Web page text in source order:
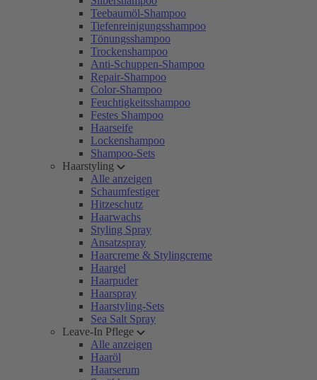
Teebaumöl-Shampoo
Tiefenreinigungsshampoo
Tönungsshampoo
Trockenshampoo
Anti-Schuppen-Shampoo
Repair-Shampoo
Color-Shampoo
Feuchtigkeitsshampoo
Festes Shampoo
Haarseife
Lockenshampoo
Shampoo-Sets
Haarstyling
Alle anzeigen
Schaumfestiger
Hitzeschutz
Haarwachs
Styling Spray
Ansatzspray
Haarcreme & Stylingcreme
Haargel
Haarpuder
Haarspray
Haarstyling-Sets
Sea Salt Spray
Leave-In Pflege
Alle anzeigen
Haaröl
Haarserum